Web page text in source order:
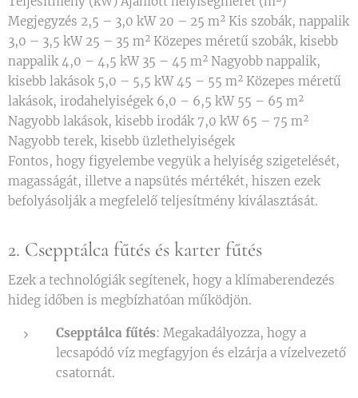
Megjegyzés 2,5 – 3,0 kW 20 – 25 m² Kis szobák, nappalik
3,0 – 3,5 kW 25 – 35 m² Közepes méretű szobák, kisebb
nappalik 4,0 – 4,5 kW 35 – 45 m² Nagyobb nappalik,
kisebb lakások 5,0 – 5,5 kW 45 – 55 m² Közepes méretű
lakások, irodahelyiségek 6,0 – 6,5 kW 55 – 65 m²
Nagyobb lakások, kisebb irodák 7,0 kW 65 – 75 m²
Nagyobb terek, kisebb üzlethelyiségek
Fontos, hogy figyelembe vegyük a helyiség szigetelését,
magasságát, illetve a napsütés mértékét, hiszen ezek
befolyásolják a megfelelő teljesítmény kiválasztását.
2. Csepptálca fűtés és karter fűtés
Ezek a technológiák segítenek, hogy a klímaberendezés
hideg időben is megbízhatóan működjön.
Csepptálca fűtés: Megakadályozza, hogy a
lecsapódó víz megfagyjon és elzárja a vízelvezető
csatornát.